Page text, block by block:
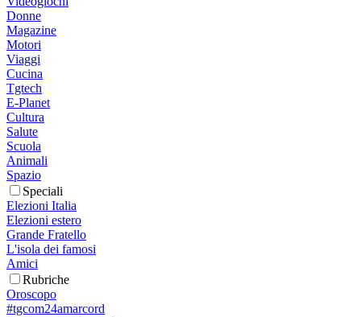
Donne
Magazine
Motori
Viaggi
Cucina
Tgtech
E-Planet
Cultura
Salute
Scuola
Animali
Spazio
Speciali
Elezioni Italia
Elezioni estero
Grande Fratello
L'isola dei famosi
Amici
Rubriche
Oroscopo
#tgcom24amarcord